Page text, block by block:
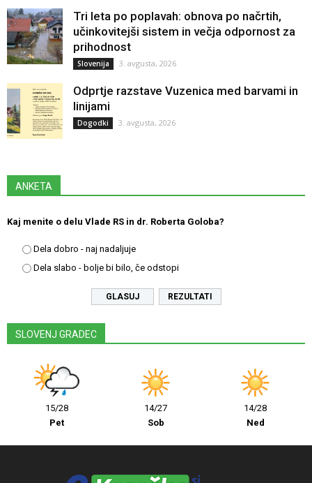
Tri leta po poplavah: obnova po načrtih,
učinkovitejši sistem in večja odpornost za
prihodnost
Slovenija 3. avgusta, 2026
Odprtje razstave Vuzenica med barvami in
linijami
Dogodki 3. avgusta, 2026
ANKETA
Kaj menite o delu Vlade RS in dr. Roberta Goloba?
Dela dobro - naj nadaljuje
Dela slabo - bolje bi bilo, če odstopi
REZULTATI
SLOVENJ GRADEC
15/28
Pet
14/27
Sob
14/28
Ned